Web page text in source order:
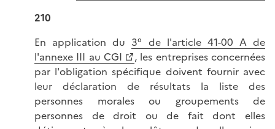
210
En application du 3° de l'article 41-00 A de
l'annexe III au CGI
, les entreprises concernées
par l'obligation spécifique doivent fournir avec
leur déclaration de résultats la liste des
personnes morales ou groupements de
personnes de droit ou de fait dont elles